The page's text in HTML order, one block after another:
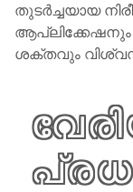
തുടർച്ചയായ
ശക്തവും